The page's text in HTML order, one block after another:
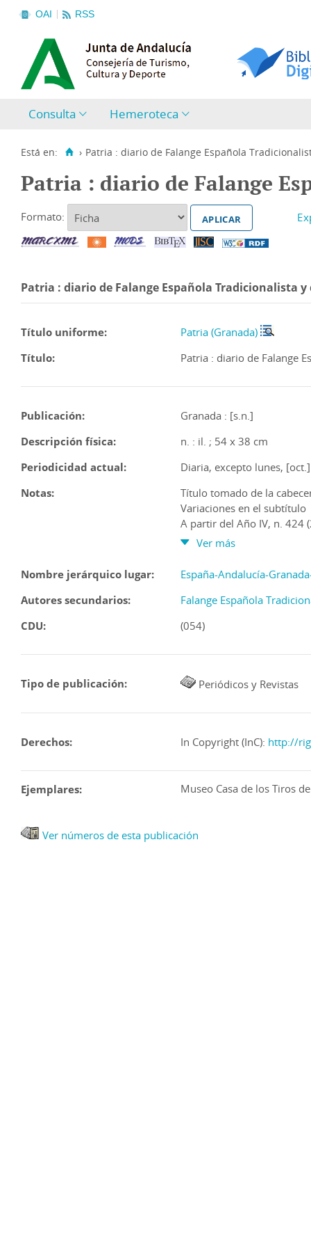
OAI RSS
Consulta Hemeroteca
Está en: › Patria : diario de Falange Española
Patria : diario de Falange
Formato:
Patria : diario de Falange Española Tradicionalista y
Título uniforme:
Patria (Granada)
Título:
Patria : diario de Falange
Publicación:
Granada : [s.n.]
Descripción física:
n. : il. ; 54 x 38 cm
Periodicidad actual:
Diaria, excepto lunes,
Notas:
Título tomado de la
Variaciones en el subtítulo
A partir del Año IV, n. 424
Andalucía
las J.O.N.S.
Segunda edición a partir
Tercera edición en el n.
Algunos n. con
Errores en la numeración
Publicación con
Ver más
Nombre jerárquico lugar:
España-Andalucía-
Autores secundarios:
Falange Española
CDU:
(054)
Tipo de publicación: Periódicos y Revistas
Derechos: In Copyright (InC): http://
Ejemplares: Museo Casa de los Tiros
Ver números de esta publicación